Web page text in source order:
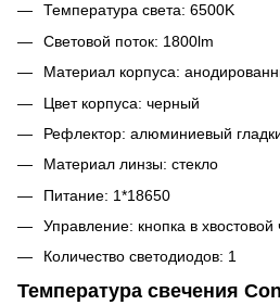
Температура света: 6500K
Световой поток: 1800lm
Материал корпуса:
Цвет корпуса: черный
Рефлектор: алюминиевый
Материал линзы: стекло
Питание: 1*18650
Управление: кнопка в хвостовой
Количество светодиодов: 1
Температура свечения